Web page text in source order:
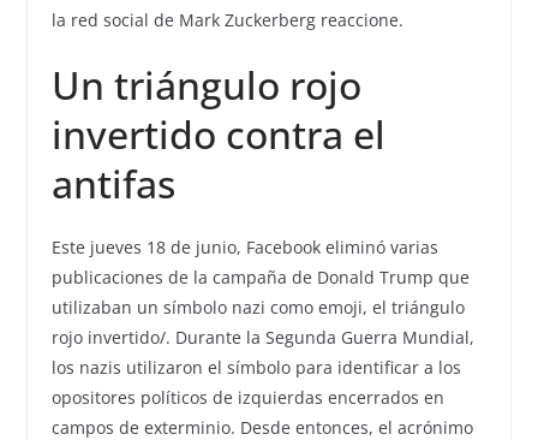
la red social de Mark Zuckerberg reaccione.
Un triángulo rojo
invertido contra el
antifas
Este jueves 18 de junio, Facebook eliminó varias
publicaciones de la campaña de Donald Trump que
utilizaban un símbolo nazi como emoji, el triángulo
rojo invertido/. Durante la Segunda Guerra Mundial,
los nazis utilizaron el símbolo para identificar a los
opositores políticos de izquierdas encerrados en
campos de exterminio. Desde entonces, el acrónimo